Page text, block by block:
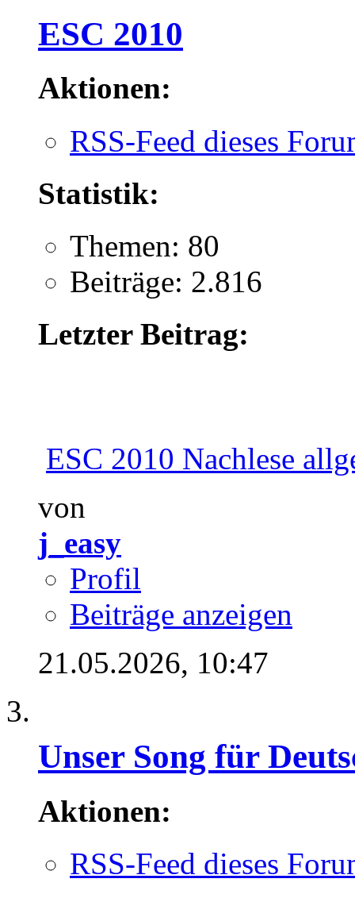
ESC 2010
Aktionen:
RSS-Feed dieses
Statistik:
Themen: 80
Beiträge: 2.816
Letzter Beitrag:
ESC 2010 Nachlese
von
j_easy
Profil
Beiträge anzeigen
21.05.2026, 10:47
Unser Song für
Aktionen:
RSS-Feed dieses